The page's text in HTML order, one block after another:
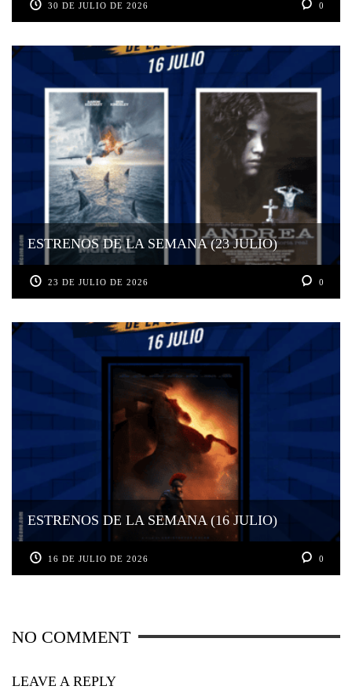
30 DE JULIO DE 2026 0
ESTRENOS DE LA SEMANA (23 JULIO)
23 DE JULIO DE 2026 0
ESTRENOS DE LA SEMANA (16 JULIO)
16 DE JULIO DE 2026 0
NO COMMENT
LEAVE A REPLY